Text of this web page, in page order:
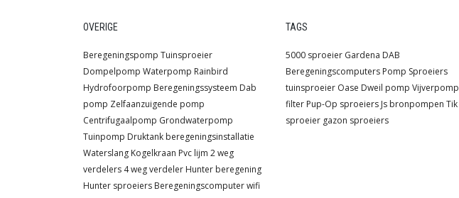
OVERIGE
Beregeningspomp Tuinsproeier
Dompelpomp Waterpomp Rainbird
Hydrofoorpomp Beregeningssysteem Dab
pomp Zelfaanzuigende pomp
Centrifugaalpomp Grondwaterpomp
Tuinpomp Druktank beregeningsinstallatie
Waterslang Kogelkraan Pvc lijm 2 weg
verdelers 4 weg verdeler Hunter beregening
Hunter sproeiers Beregeningscomputer wifi
TAGS
5000 sproeier Gardena DAB
Beregeningscomputers Pomp Sproeiers
tuinsproeier Oase Dweil pomp Vijverpomp
filter Pup-Op sproeiers Js bronpompen Tik
sproeier gazon sproeiers